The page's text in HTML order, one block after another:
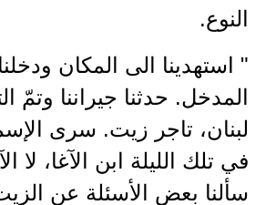
النوع.
" استهدينا الى المكان
المدخل. حدثنا جيراننا
لبنان، تاجر زيت. سرى
في تلك الليلة ابن الآغا،
سألنا بعض الأسئلة عن الزيت